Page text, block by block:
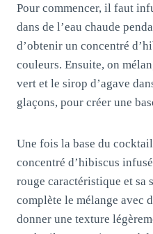
Pour commencer, il faut
dans de l’eau chaude
d’obtenir un concentré
couleurs. Ensuite, on
vert et le sirop d’agave
glaçons, pour créer une
Une fois la base du
concentré d’hibiscus
rouge caractéristique et sa
complète le mélange avec
donner une texture